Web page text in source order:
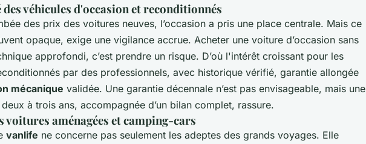
des véhicules d'occasion et reconditionnés
des prix des voitures neuves, l’occasion a pris une place centrale. Mais ce
opaque, exige une vigilance accrue. Acheter une voiture d’occasion sans
approfondi, c’est prendre un risque. D’où l'intérêt croissant pour les
par des professionnels, avec historique vérifié, garantie allongée
mécanique validée. Une garantie décennale n’est pas envisageable, mais une
à trois ans, accompagnée d’un bilan complet, rassure.
voitures aménagées et camping-cars
vanlife ne concerne pas seulement les adeptes des grands voyages. Elle